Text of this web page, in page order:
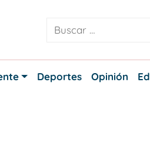
Deportes Opinión